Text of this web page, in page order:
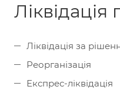
Ліквідація за
Реорганізація
Експрес-ліквідація